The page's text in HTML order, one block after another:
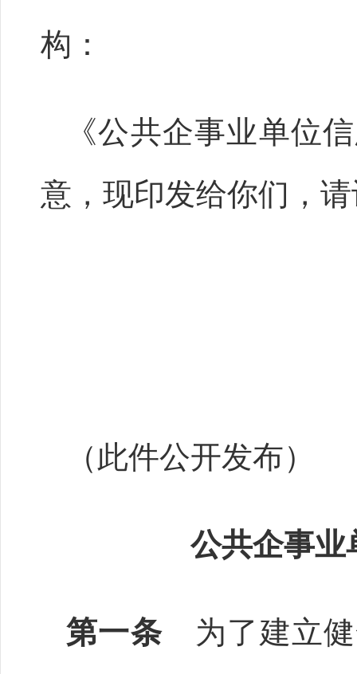
构：
《公共企事业单位
意，现印发给你们，
（此件公开发布）
公共企事业
第一条 为了建立